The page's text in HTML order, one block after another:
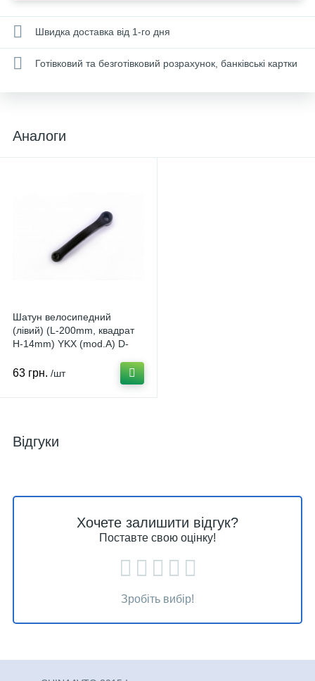
Швидка доставка від 1-го дня
Готівковий та безготівковий розрахунок, банківські картки
Аналоги
Шатун велосипедний
(лівий) (L-200mm, квадрат
H-14mm) YKX (mod.A) D-
63 грн. /шт
Відгуки
Хочете залишити відгук?
Поставте свою оцінку!
Зробіть вибір!